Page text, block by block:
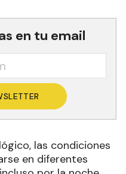
en tu email
las condiciones
en diferentes